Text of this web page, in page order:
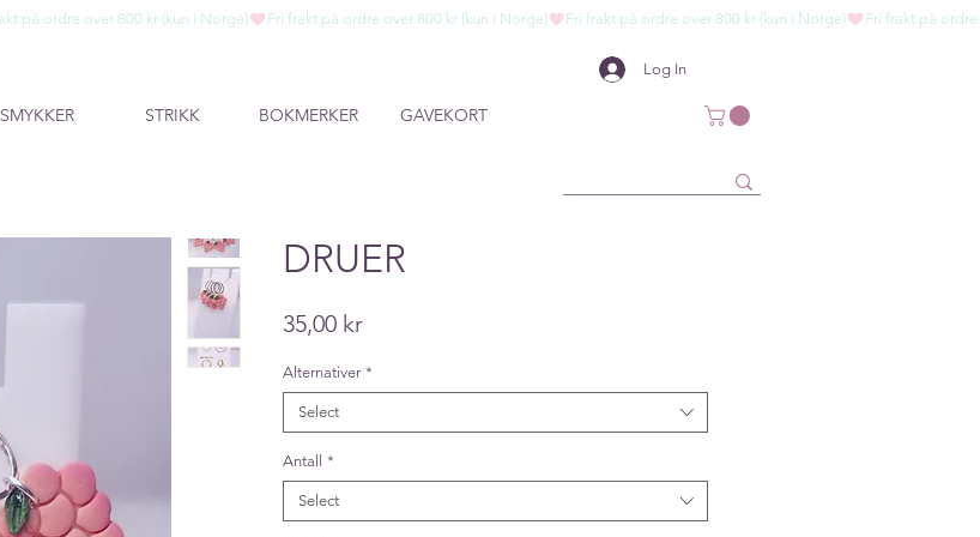
SMYKKER STRIKK BOKMERKER GAVEKORT
Log In
DRUER
35,00 krPrice
Alternativer *
Select
Antall *
Select